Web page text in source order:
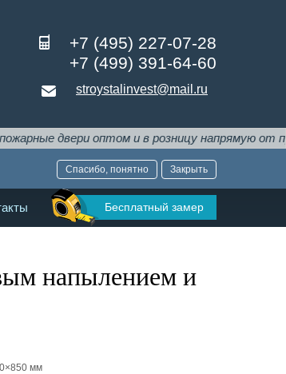
+7 (495) 227-07-28
+7 (499) 391-64-60
stroystalinvest@mail.ru
оптом и в розницу напрямую от
Спасибо, понятно Закрыть
Бесплатный замер
напылением и
мм